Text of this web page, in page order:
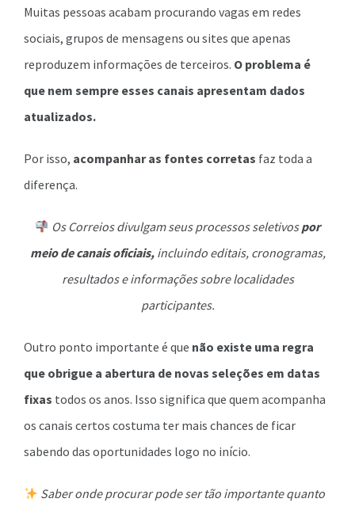
Muitas pessoas acabam procurando vagas em redes
sociais, grupos de mensagens ou sites que apenas
reproduzem informações de terceiros. O problema é
que nem sempre esses canais apresentam dados
atualizados.
Por isso, acompanhar as fontes corretas faz toda a
diferença.
Os Correios divulgam seus processos seletivospor
meio de canais oficiais,incluindo editais, cronogramas,
resultados e informações sobre localidades
participantes.
Outro ponto importante é que não existe uma regra
que obrigue a abertura de novas seleções em datas
fixas todos os anos. Isso significa que quem acompanha
os canais certos costuma ter mais chances de ficar
sabendo das oportunidades logo no início.
Saber onde procurar pode ser tão importante quanto